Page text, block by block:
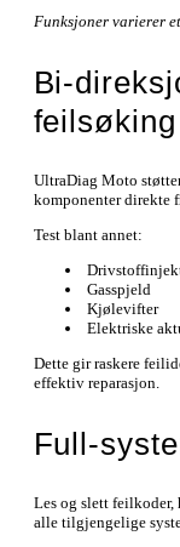
Funksjoner varierer
Bi-
feilsøking
UltraDiag Moto
komponenter direkte
Test blant annet:
Gasspjeld
Kjølevifter
Elektriske
Dette gir raskere
effektiv reparasjon.
Full-
Les og slett
alle tilgjengelige